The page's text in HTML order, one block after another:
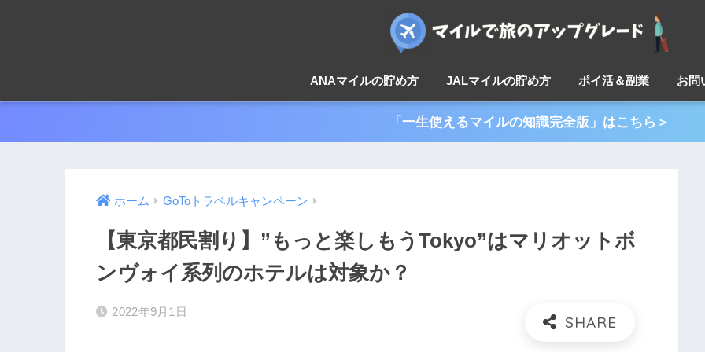
ANAマイルの貯め方 JALマイルの貯め方 ポイ活＆副業 お問
「一生使えるマイルの知識完全版」はこちら＞
ホーム GoToトラベルキャンペーン
【東京都民割り】”もっと楽しもうTokyo”はマリオットボ
ンヴォイ系列のホテルは対象か？
2022年9月1日